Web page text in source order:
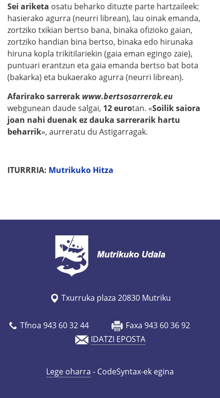
Sei ariketa osatu beharko dituzte parte hartzaileek:
hasierako agurra (neurri librean), lau oinak emanda,
zortziko txikian bertso bana, binaka ofizioko gaian,
zortziko handian bina bertso, binaka edo hirunaka
hiruna kopla trikitilariekin (gaia eman egingo zaie),
puntuari erantzun eta gaia emanda bertso bat bota
(bakarka) eta bukaerako agurra (neurri librean).
Afarirako sarrerak www.bertsosarrerak.eu
webgunean daude salgai, 12 eurotan. «Soilik saiora
joan nahi duenak ez dauka sarrerarik hartu
beharrik», aurreratu du Astigarragak.
ITURRRIA: Mutrikuko Hitza
Txurruka plaza 20830 Mutriku
Tfnoa 943 60 32 44
Faxa 943 60 36 92
IDATZI EPOSTA
Lege oharra - CodeSyntax-ek egina